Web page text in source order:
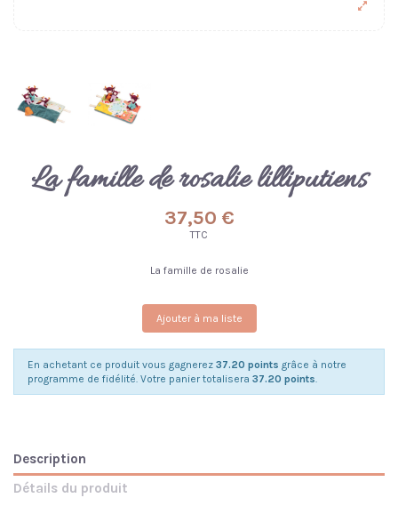
La famille de rosalie lilliputiens
37,50 €
TTC
La famille de rosalie
Ajouter à ma liste
En achetant ce produit vous gagnerez 37.20 points grâce à notre
programme de fidélité. Votre panier totalisera 37.20 points.
Description
Détails du produit